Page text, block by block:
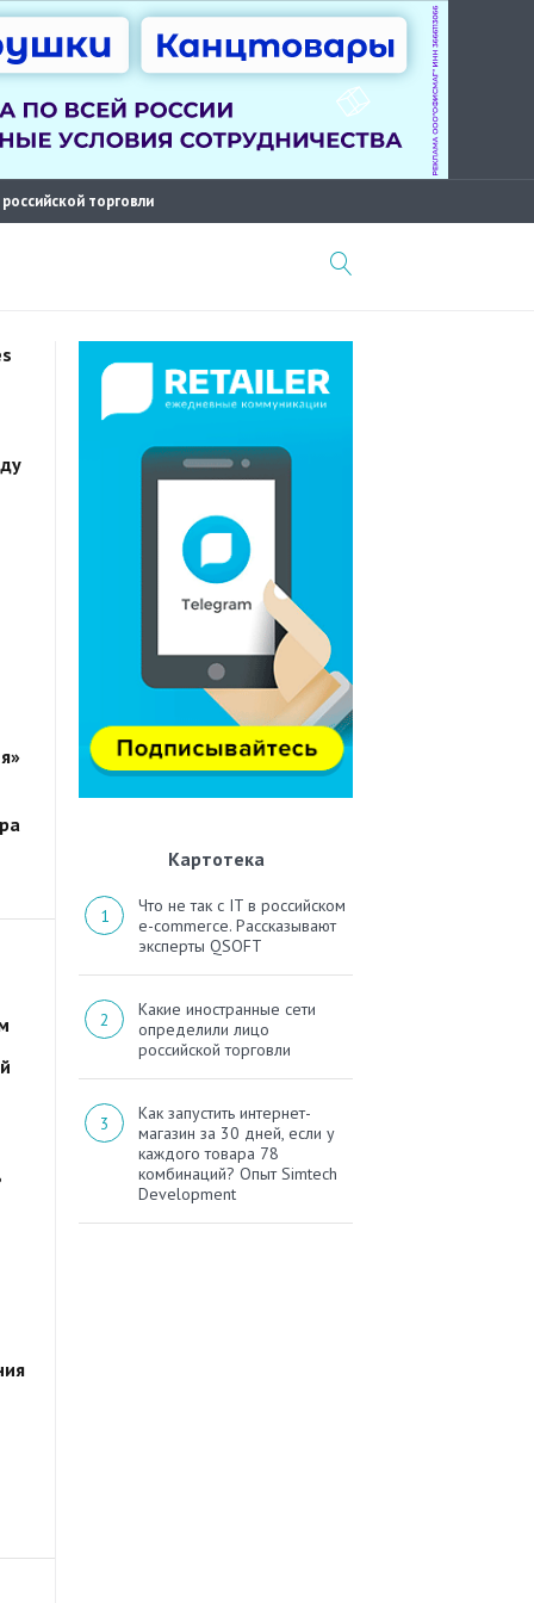
торговли
Картотека
Что не так с IT в российском
e-commerce. Рассказывают
эксперты QSOFT
Какие иностранные сети
определили лицо
российской торговли
Как запустить интернет-
магазин за 30 дней, если у
каждого товара 78
комбинаций? Опыт Simtech
Development